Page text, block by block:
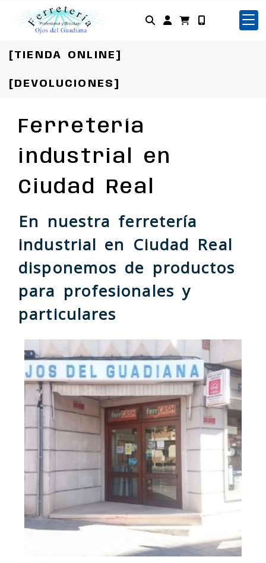
Identifícate
[TIENDA ONLINE]
[DEVOLUCIONES]
Ferretería
industrial en
Ciudad Real
En nuestra ferretería
industrial en Ciudad Real
disponemos de productos
para profesionales y
particulares